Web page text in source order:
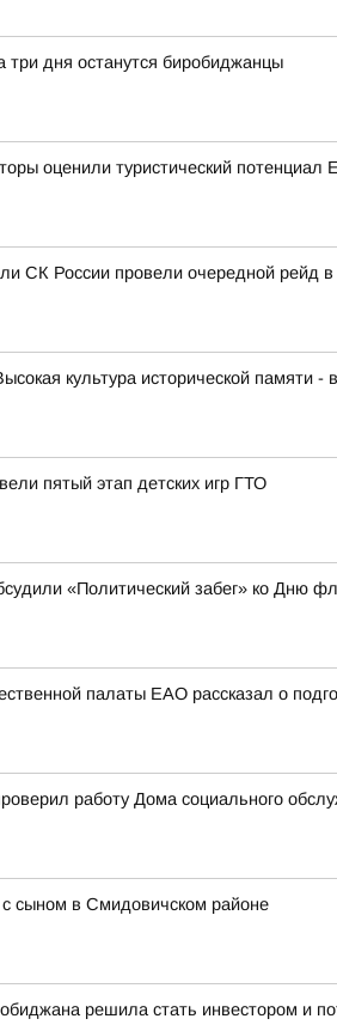
три дня останутся биробиджанцы
оценили туристический потенциал
СК России провели очередной рейд в
культура исторической памяти -
пятый этап детских игр ГТО
«Политический забег» ко Дню
палаты ЕАО рассказал о
работу Дома социального
с сыном в Смидовичском районе
решила стать инвестором и